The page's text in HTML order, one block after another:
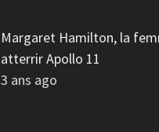
Margaret Hamilton, la
atterrir Apollo 11
3 ans ago